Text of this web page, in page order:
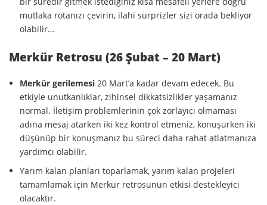
mutlaka rotanızı çevirin, ilahi sürprizler sizi orada bekliyor
olabilir…
Merkür Retrosu (26 Şubat – 20 Mart)
Merkür gerilemesi 20 Mart’a kadar devam edecek. Bu
etkiyle unutkanlıklar, zihinsel dikkatsizlikler yaşamanız
normal. İletişim problemlerinin çok zorlayıcı olmaması
adına mesaj atarken iki kez kontrol etmeniz, konuşurken iki
düşünüp bir konuşmanız bu süreci daha rahat atlatmanıza
yardımcı olabilir.
Yarım kalan planları toparlamak, yarım kalan projeleri
tamamlamak için Merkür retrosunun etkisi destekleyici
olacaktır.